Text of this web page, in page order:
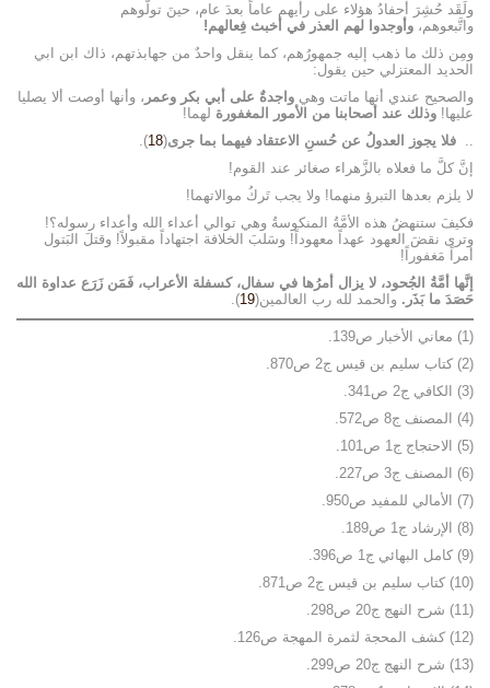
ولَقَد حُشِرَ أحفادُ هؤلاء على رأيهم عاماً بعدَ عام، حينَ تولُّوهم
واتَّبعوهم، وأوجدوا لهم العذر في أخبث فِعالهم!
ومِن ذلك ما ذهب إليه جمهورُهم، كما ينقل واحدٌ من جهابذتهم، ذاك ابن ابي
الحديد المعتزلي حين يقول:
والصحيح عندي أنها ماتت وهي واجدةٌ على أبي بكر وعمر ، وأنها أوصت ألا يصليا
عليها! وذلك عند أصحابنا من الأمور المغفورة لهما!
.. فلا يجوز العدولُ عن حُسنِ الاعتقاد فيهما بما جرى(
18
).
إنَّ كلَّ ما فعلاه بالزَّهراء صغائر عند القوم!
لا يلزم بعدها التبرؤ منهما! ولا يجب تَركُ موالاتهما!
فكيفَ ستنهضُ هذه الأمَّةُ المنكوسةُ وهي توالي أعداء الله وأعداء رسوله؟!
وترى نقضَ العهود عهداً معهوداً! وسَلبَ الخلافة اجتهاداً مقبولاً! وقتلَ البَتول
أمراً مَغفوراً!
إنَّها أمَّةُ الجُحود، لا يزال أمرُها في سفال، كسفلة الأعراب، فَمَن زَرَع عداوة الله
حَصَدَ ما بَذَر. والحمد لله رب العالمين(19
).
(1) معاني الأخبار ص139.
(2) كتاب سليم بن قيس ج‏2 ص870.
(3) الكافي ج2 ص341.
(4) المصنف ج8 ص572.
(5) الاحتجاج ج1 ص101.
(6) المصنف ج3 ص227.
(7) الأمالي للمفيد ص950.
(8) الإرشاد ج‏1 ص189.
(9) كامل البهائي ج1 ص396.
(10) كتاب سليم بن قيس ج‏2 ص871.
(11) شرح النهج ج‏20 ص298.
(12) كشف المحجة لثمرة المهجة ص126.
(13) شرح النهج ج‏20 ص299.